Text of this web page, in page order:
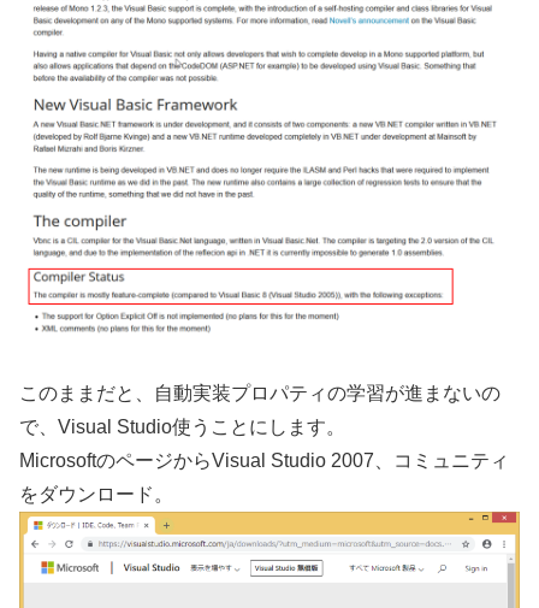
このままだと、自動実装プロパティの学習が進まないの
で、Visual Studio使うことにします。
MicrosoftのページからVisual Studio 2007、コミュニティ
をダウンロード。